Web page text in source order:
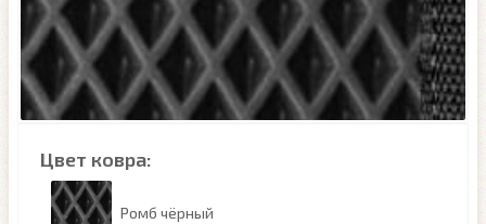
Цвет ковра:
Ромб чёрный